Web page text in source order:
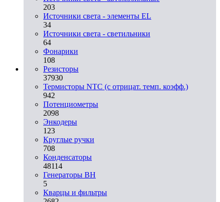
203
Источники света - элементы EL
34
Источники света - светильники
64
Фонарики
108
Резисторы
37930
Термисторы NTC (с отрицат. темп. коэфф.)
942
Потенциометры
2098
Энкодеры
123
Круглые ручки
708
Конденсаторы
48114
Генераторы ВН
5
Кварцы и фильтры